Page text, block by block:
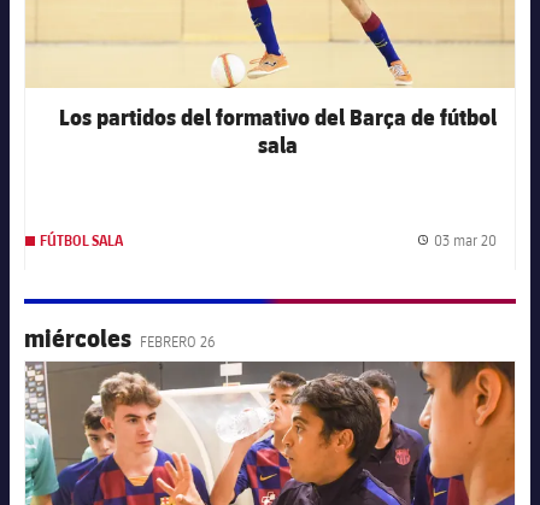
Los partidos del formativo del Barça de fútbol
sala
FÚTBOL SALA 03 mar 20
miércoles FEBRERO 26
FC Barcelona club badge